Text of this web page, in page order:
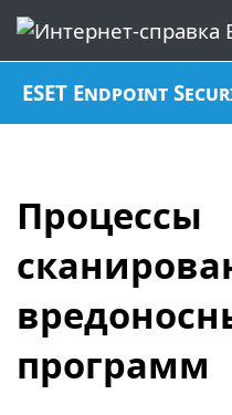
ESET Endpoint
Процессы
программ